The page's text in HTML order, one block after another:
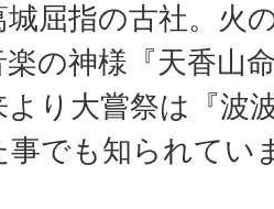
屈指の古社。火
楽の神様『天香山
より大嘗祭は『波
事でも知られてい